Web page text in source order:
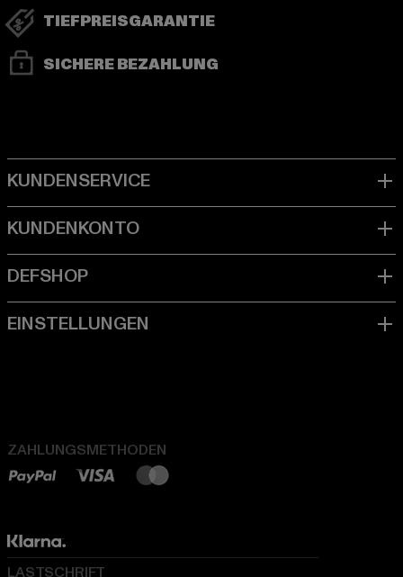
TIEFPREISGARANTIE
SICHERE BEZAHLUNG
ZAHLUNGSMETHODEN
LASTSCHRIFT